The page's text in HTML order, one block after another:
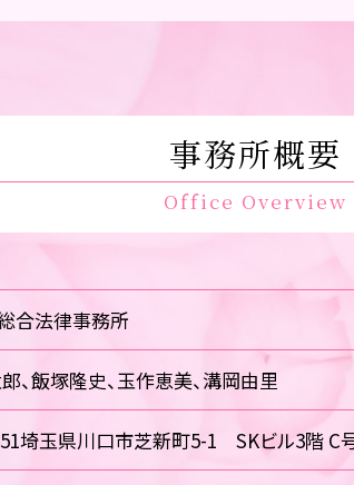
事務所概要
Office Overview
合法律事務所
、飯塚隆史、玉作恵美、溝岡由里
埼玉県川口市芝新町5-1 SKビル3階 C